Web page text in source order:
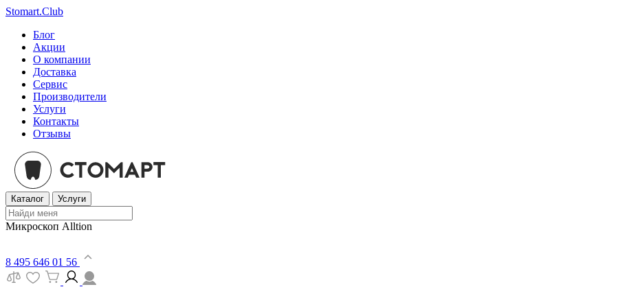
Stomart.Club
Блог
Акции
О компании
Доставка
Сервис
Производители
Услуги
Контакты
Отзывы
Каталог Услуги
Микроскоп Alltion
8 495 646 01 56